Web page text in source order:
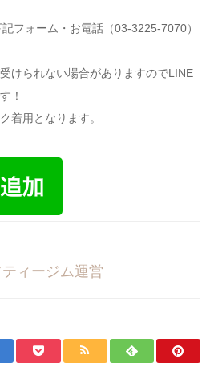
フォーム・お電話（03-3225-7070）
けられない場合がありますのでLINE
！
着用となります。
ティージム運営